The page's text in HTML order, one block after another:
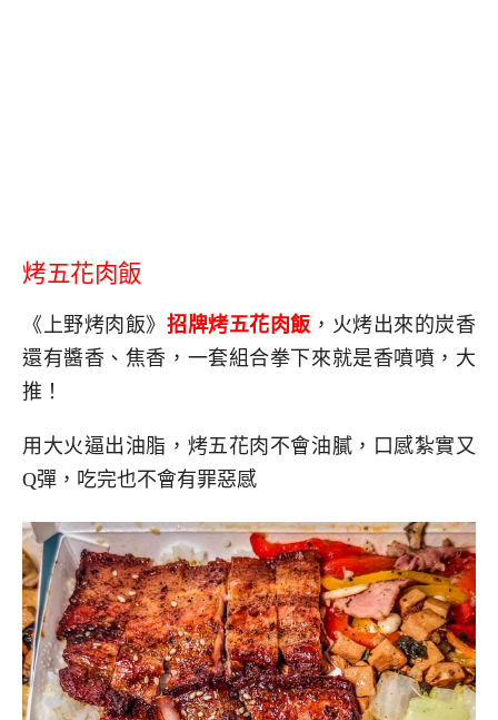
烤五花肉飯
《上野烤肉飯》 招牌烤五花肉飯 ，火烤出來的炭香
還有醬香、焦香，一套組合拳下來就是香噴噴，大
推！
用大火逼出油脂，烤五花肉不會油膩，口感紮實又
Q彈，吃完也不會有罪惡感